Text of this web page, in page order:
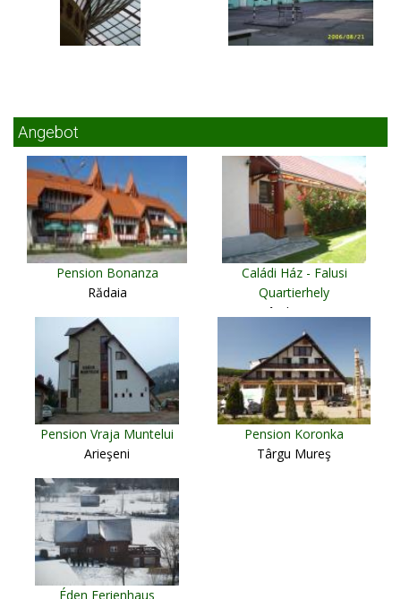
Angebot
Pension Bonanza
Rădaia
Caládi Ház - Falusi
Quartierhely
Sândominic
Pension Vraja Muntelui
Arieşeni
Pension Koronka
Târgu Mureş
Éden Ferienhaus